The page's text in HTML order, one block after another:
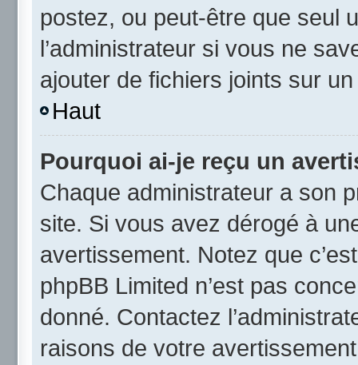
postez, ou peut-être que seul
l’administrateur si vous ne
ajouter de fichiers joints sur
Haut
Pourquoi ai-je reçu un
Chaque administrateur a son
site. Si vous avez dérogé à
avertissement. Notez que
phpBB Limited n’est pas
donné. Contactez
raisons de votre